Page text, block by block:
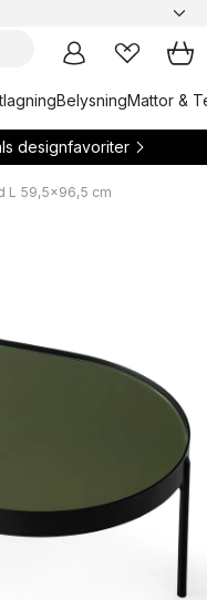
BelysningMattor &
designfavoriter
L 59,5x96,5 cm